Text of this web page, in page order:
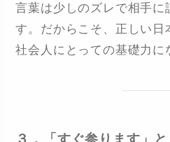
言葉は少しのズレで相手に
す。だからこそ、正しい日
社会人にとっての基礎力に